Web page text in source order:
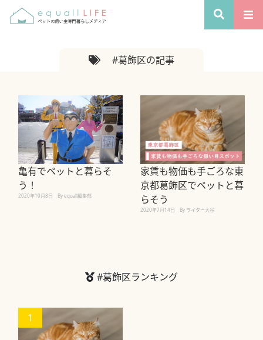
#葛飾区の記事
亀有でペットと暮らそ
う！
2020年10月8日 By equall編集部
家賃も物価も手ごろな東
京都葛飾区でペットと暮
らそう
2020年7月14日 By ライター大谷
#葛飾区ランキング
1